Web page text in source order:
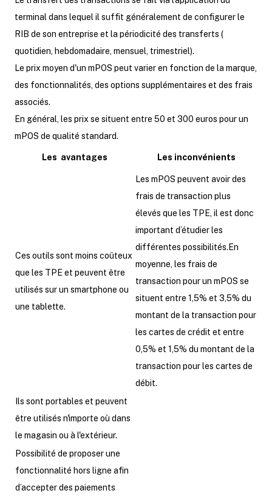
terminal dans lequel il suffit généralement de configurer le
RIB de son entreprise et la périodicité des transferts (
quotidien, hebdomadaire, mensuel, trimestriel).
Le prix moyen d'un mPOS peut varier en fonction de la marque,
des fonctionnalités, des options supplémentaires et des frais
associés.
En général, les prix se situent entre 50 et 300 euros pour un
mPOS de qualité standard.
Les avantages Les inconvénients
Ces outils sont moins coûteux
que les TPE et peuvent être
utilisés sur un smartphone ou
une tablette.
Les mPOS peuvent avoir des
frais de transaction plus
élevés que les TPE, il est donc
important d’étudier les
différentes possibilités.En
moyenne, les frais de
transaction pour un mPOS se
situent entre 1,5% et 3,5% du
montant de la transaction pour
les cartes de crédit et entre
0,5% et 1,5% du montant de la
transaction pour les cartes de
débit.
Ils sont portables et peuvent
être utilisés n'importe où dans
le magasin ou à l'extérieur.
Possibilité de proposer une
fonctionnalité hors ligne afin
d’accepter des paiements